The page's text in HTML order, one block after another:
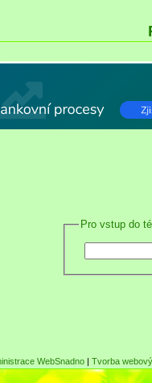
Pro vstup do
WebSnadno| Tvorba